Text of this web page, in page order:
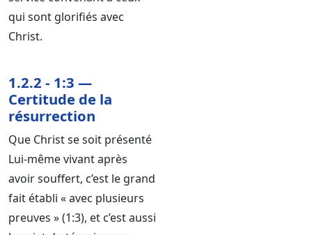
qui sont glorifiés avec
Christ.
1.2.2 - 1:3 —
Certitude de la
résurrection
Que Christ se soit présenté
Lui-même vivant après
avoir souffert, c’est le grand
fait établi « avec plusieurs
preuves » (1:3), et c’est aussi